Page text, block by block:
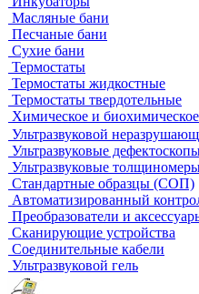
Шкафы сушильные
Электропечи
Термостаты, бани и
Бани
Бани серологические
Водяные бани
Инкубаторы
Масляные бани
Песчаные бани
Сухие бани
Термостаты
Термостаты жидкостные
Термостаты твердотельные
Химическое и биохимическое
Ультразвуковой
Ультразвуковые дефектоскопы
Ультразвуковые толщиномеры
Стандартные образцы (СОП)